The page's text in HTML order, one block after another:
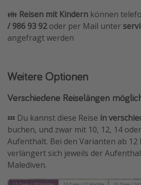
👪 Reisen mit Kindern können
/ 986 93 92oder per Mail unter
angefragt werden
Weitere Optionen
Verschiedene Reiselängen
💤 Du kannst diese Reise in
buchen, und zwar mit 10, 12, 14
Aufenthalt. Bei den Varianten ab 12
verlängert sich jeweils der
Malediven.